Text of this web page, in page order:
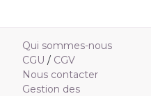
Qui sommes-nous
CGU / CGV
Nous contacter
Gestion des